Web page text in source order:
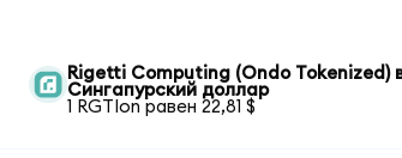
Rigetti Computing (Ondo Tokenized)
Сингапурский доллар
1 RGTIon равен 22,81 $